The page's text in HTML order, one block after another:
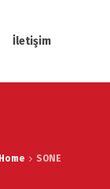
İletişim
Home SONE